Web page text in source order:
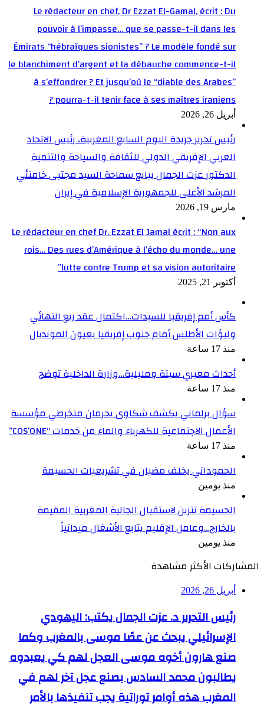
Le rédacteur en chef, Dr Ezzat El-Gamal, écrit : Du
pouvoir à l’impasse… que se passe-t-il dans les
Émirats “hébraïques sionistes” ? Le modèle fondé sur
le blanchiment d’argent et la débauche commence-t-il
à s’effondrer ? Et jusqu’où le “diable des Arabes”
pourra-t-il tenir face à ses maîtres iraniens ?
أبريل 26, 2026
رئيس تحرير جريدة اليوم السابع المغربية، رئيس الاتحاد
العربي الإفريقي الدولي للثقافة والسياحة والتنمية
الدكتور عزت الجمال يبايع سماحة السيد مجتبى خامنئي
المرشد الأعلى للجمهورية الإسلامية في إيران
مارس 19, 2026
Le rédacteur en chef Dr. Ezzat El Jamal écrit : “Non aux
rois… Des rues d’Amérique à l’écho du monde… une
lutte contre Trump et sa vision autoritaire”
أكتوبر 21, 2025
كأس أمم إفريقيا للسيدات…اكتمال عقد ربع النهائي
ولبؤات الأطلس أمام جنوب إفريقيا بعيون المونديال
منذ 17 ساعة
أحداث معبري سبتة ومليلية…وزارة الداخلية توضح
منذ 17 ساعة
سؤال برلماني يكشف شكاوى بحرمان منخرطي مؤسسة
الأعمال الاجتماعية للكهرباء والماء من خدمات “COS’ONE”
منذ 17 ساعة
الحموداني يخلف مضيان في تشريعيات الحسيمة
منذ يومين
الحسيمة تتزين لاستقبال الجالية المغربية المقيمة
بالخارج…وعامل الإقليم يتابع الأشغال ميدانياً
منذ يومين
المشاركات الأكثر مشاهدة
أبريل 26, 2026
رئيس التحرير د. عزت الجمال يكتب: اليهودي
الإسرائيلي يبحث عن عصًا موسى بالمغرب وكما
صنع هارون أخوه موسى العجل لهم كي يعبدوه
يطالبون محمد السادس بصنع عجل آخر لهم في
المغرب هذه أوامر توراتية يجب تنفيذها بالأمر